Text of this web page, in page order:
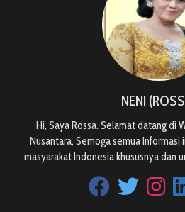
NENI
Hi, Saya Rossa. Selamat datang di
Nusantara, Semoga semua
masyarakat Indonesia khususnya dan